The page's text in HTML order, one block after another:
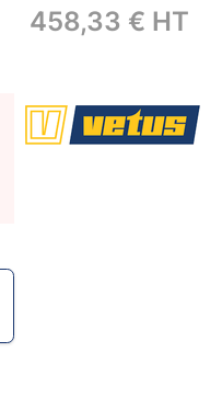
458,33 € HT